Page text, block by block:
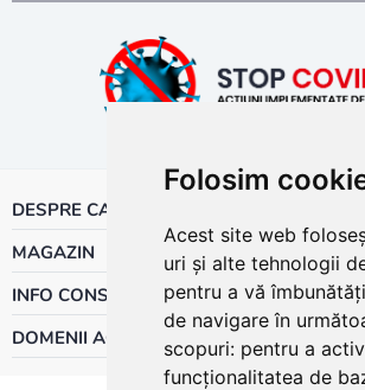
Folosim
Acest site web
uri și alte tehnologii
pentru a vă
de navigare în
scopuri: pentru a
funcționalitatea de
DESPRE CALOR
MAGAZIN
INFO CONSUMATOR
DOMENII ACTIVITATE